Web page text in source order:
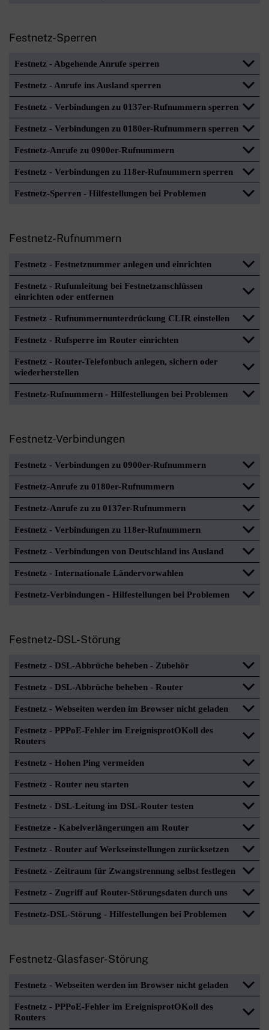
Festnetz-Sperren
Festnetz - Abgehende Anrufe sperren
Festnetz - Anrufe ins Ausland sperren
Festnetz - Verbindungen zu 0137er-Rufnummern sperren
Festnetz - Verbindungen zu 0180er-Rufnummern sperren
Festnetz-Anrufe zu 0900er-Rufnummern
Festnetz - Verbindungen zu 118er-Rufnummern sperren
Festnetz-Sperren - Hilfestellungen bei Problemen
Festnetz-Rufnummern
Festnetz - Festnetznummer anlegen und einrichten
Festnetz - Rufumleitung bei Festnetzanschlüssen
einrichten oder entfernen
Festnetz - Rufnummernunterdrückung CLIR einstellen
Festnetz - Rufsperre im Router einrichten
Festnetz - Router-Telefonbuch anlegen, sichern oder
wiederherstellen
Festnetz-Rufnummern - Hilfestellungen bei Problemen
Festnetz-Verbindungen
Festnetz - Verbindungen zu 0900er-Rufnummern
Festnetz-Anrufe zu 0180er-Rufnummern
Festnetz-Anrufe zu zu 0137er-Rufnummern
Festnetz - Verbindungen zu 118er-Rufnummern
Festnetz - Verbindungen von Deutschland ins Ausland
Festnetz - Internationale Ländervorwahlen
Festnetz-Verbindungen - Hilfestellungen bei Problemen
Festnetz-DSL-Störung
Festnetz - DSL-Abbrüche beheben - Zubehör
Festnetz - DSL-Abbrüche beheben - Router
Festnetz - Webseiten werden im Browser nicht geladen
Festnetz - PPPoE-Fehler im EreignisprotOKoll des
Routers
Festnetz - Hohen Ping vermeiden
Festnetz - Router neu starten
Festnetz - DSL-Leitung im DSL-Router testen
Festnetze - Kabelverlängerungen am Router
Festnetz - Router auf Werkseinstellungen zurücksetzen
Festnetz - Zeitraum für Zwangstrennung selbst festlegen
Festnetz - Zugriff auf Router-Störungsdaten durch uns
Festnetz-DSL-Störung - Hilfestellungen bei Problemen
Festnetz-Glasfaser-Störung
Festnetz - Webseiten werden im Browser nicht geladen
Festnetz - PPPoE-Fehler im EreignisprotOKoll des
Routers